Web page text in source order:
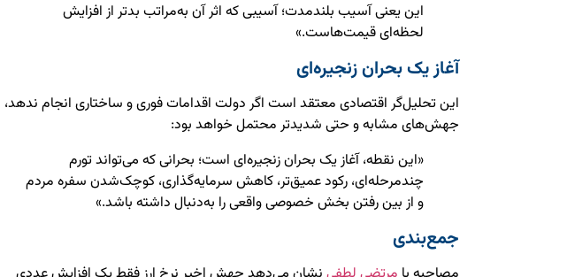
این یعنی آسیب بلندمدت؛ آسیبی که اثر آن به‌مراتب بدتر از افزایش
لحظه‌ای قیمت‌هاست.»
آغاز یک بحران زنجیره‌ای
این تحلیل‌گر اقتصادی معتقد است اگر دولت اقدامات فوری و ساختاری انجام ندهد،
جهش‌های مشابه و حتی شدیدتر محتمل خواهد بود:
«این نقطه، آغاز یک بحران زنجیره‌ای است؛ بحرانی که می‌تواند تورم
چندمرحله‌ای، رکود عمیق‌تر، کاهش سرمایه‌گذاری، کوچک‌شدن سفره مردم
و از بین رفتن بخش خصوصی واقعی را به‌دنبال داشته باشد.»
جمع‌بندی